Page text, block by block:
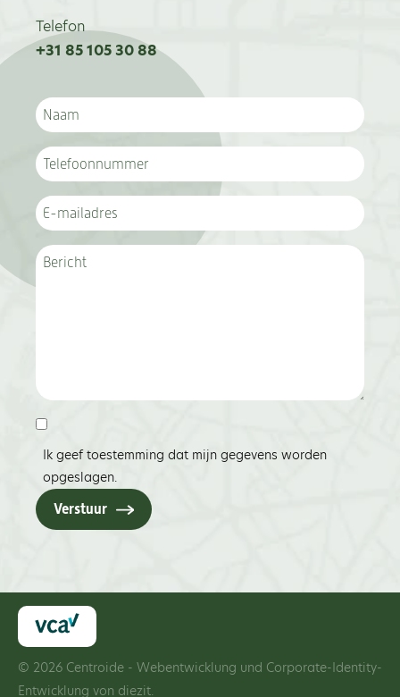
Telefon
+31 85 105 30 88
Ik geef toestemming dat mijn gegevens worden
opgeslagen.
Verstuur
© 2026 Centroide - Webentwicklung und Corporate-Identity-
Entwicklung von diezit.